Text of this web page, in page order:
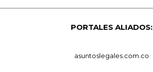
PORTALES ALIADOS:
asuntoslegales.com.co